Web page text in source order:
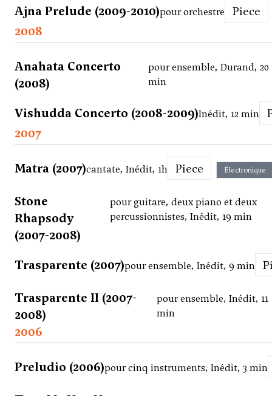
Ajna Prelude (2009-2010)pour orchestre
Piece
2008
Anahata Concerto
(2008)
pour ensemble, Durand, 20
min
Vishudda Concerto (2008-2009)Inédit, 12 min
2007
Matra (2007)cantate, Inédit, 1h Piece Électronique
Stone
Rhapsody
(2007-2008)
pour guitare, deux piano et deux
percussionnistes, Inédit, 19 min
Trasparente (2007)pour ensemble, Inédit, 9 min
Trasparente II (2007-
2008)
pour ensemble, Inédit, 11
min
2006
Preludio (2006)pour cinq instruments, Inédit, 3 min